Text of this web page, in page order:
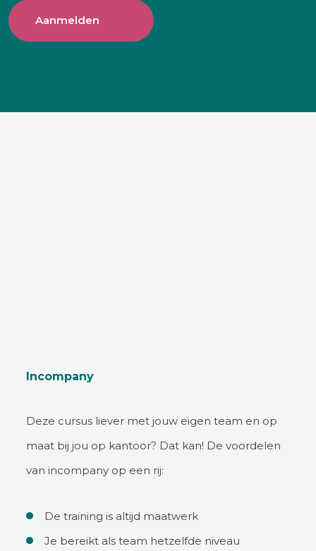
Aanmelden
Incompany
Deze cursus liever met jouw eigen team en op
maat bij jou op kantoor? Dat kan! De voordelen
van incompany op een rij:
De training is altijd maatwerk
Je bereikt als team hetzelfde niveau